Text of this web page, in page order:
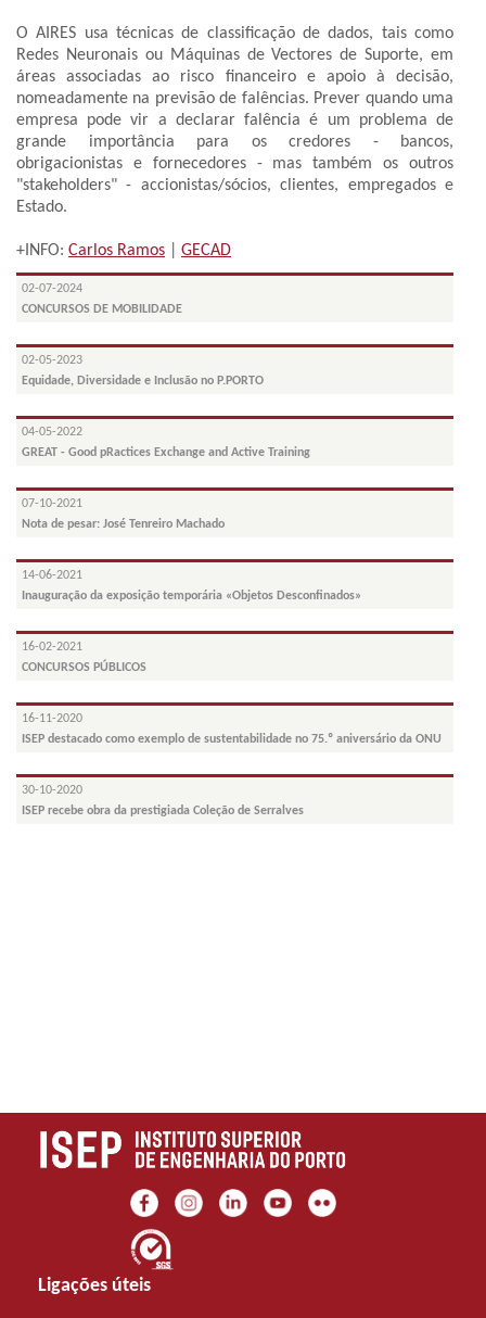
O AIRES usa técnicas de classificação de dados, tais como
Redes Neuronais ou Máquinas de Vectores de Suporte, em
áreas associadas ao risco financeiro e apoio à decisão,
nomeadamente na previsão de falências. Prever quando uma
empresa pode vir a declarar falência é um problema de
grande importância para os credores - bancos,
obrigacionistas e fornecedores - mas também os outros
"stakeholders" - accionistas/sócios, clientes, empregados e
Estado.
+INFO: Carlos Ramos GECAD
02-07-2024
CONCURSOS DE MOBILIDADE
02-05-2023
Equidade, Diversidade e Inclusão no P.PORTO
04-05-2022
GREAT - Good pRactices Exchange and Active Training
07-10-2021
Nota de pesar: José Tenreiro Machado
14-06-2021
Inauguração da exposição temporária «Objetos Desconfinados»
16-02-2021
CONCURSOS PÚBLICOS
16-11-2020
ISEP destacado como exemplo de sustentabilidade no 75.º aniversário da ONU
30-10-2020
ISEP recebe obra da prestigiada Coleção de Serralves
Ligações úteis